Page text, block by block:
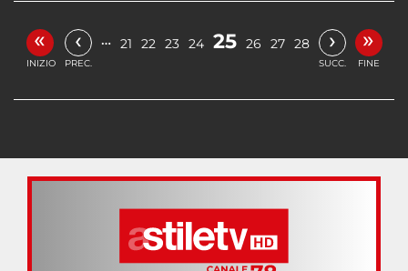
«
INIZIO
‹
PREC.
… 21 22 23 24 25 26 27 28 ›
SUCC.
»
FINE